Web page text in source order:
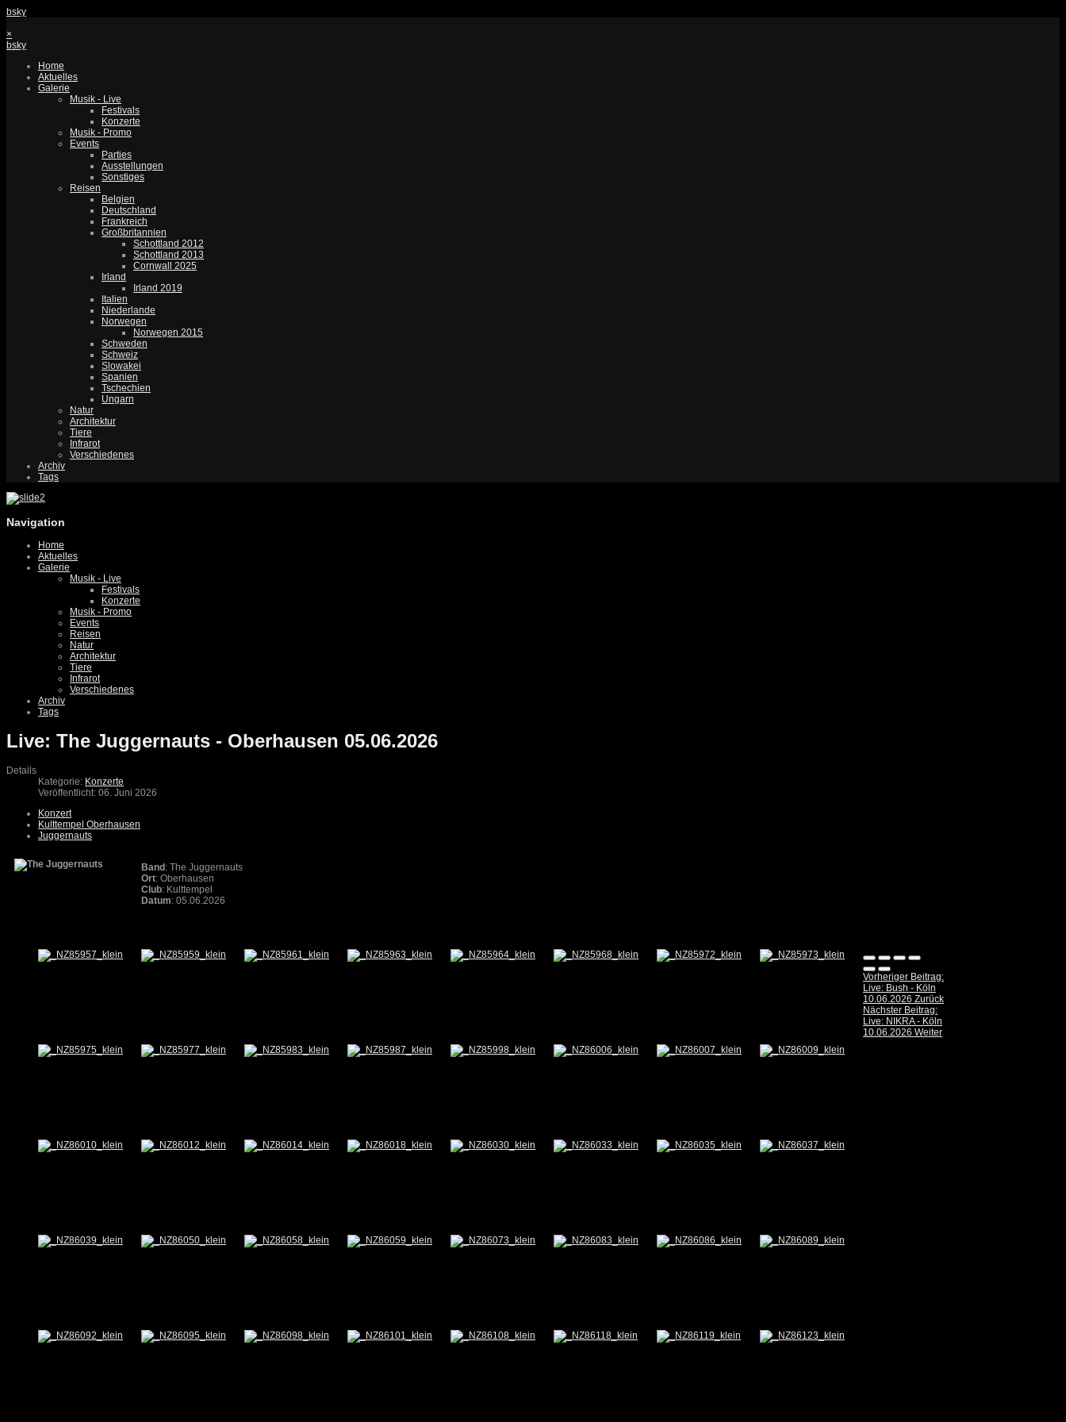
bsky
×
bsky
Home
Aktuelles
Galerie
Musik - Live
Festivals
Konzerte
Musik - Promo
Events
Parties
Ausstellungen
Sonstiges
Reisen
Belgien
Deutschland
Frankreich
Großbritannien
Schottland 2012
Schottland 2013
Cornwall 2025
Irland
Irland 2019
Italien
Niederlande
Norwegen
Norwegen 2015
Schweden
Schweiz
Slowakei
Spanien
Tschechien
Ungarn
Natur
Architektur
Tiere
Infrarot
Verschiedenes
Archiv
Tags
Navigation
Home
Aktuelles
Galerie
Musik - Live
Festivals
Konzerte
Musik - Promo
Events
Reisen
Natur
Architektur
Tiere
Infrarot
Verschiedenes
Archiv
Tags
Live: The Juggernauts - Oberhausen 05.06.2026
Details
Kategorie: Konzerte
Veröffentlicht: 06. Juni 2026
Konzert
Kulttempel Oberhausen
Juggernauts
Band : The Juggernauts
Ort: Oberhausen
Club: Kulttempel
Datum: 05.06.2026
Vorheriger Beitrag:
Live: Bush - Köln
10.06.2026 Zurück
Nächster Beitrag:
Live: NIKRA - Köln
10.06.2026 Weiter